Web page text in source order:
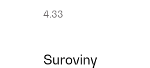
4.33
Suroviny